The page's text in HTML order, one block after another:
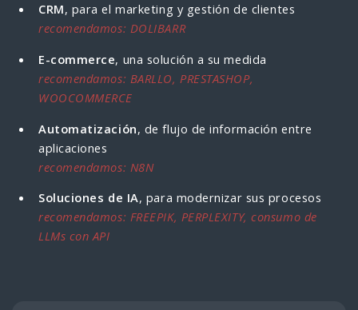
CRM, para el marketing y gestión de clientes
recomendamos: DOLIBARR
E-commerce, una solución a su medida
recomendamos: BARLLO, PRESTASHOP,
WOOCOMMERCE
Automatización, de flujo de información entre
aplicaciones
recomendamos: N8N
Soluciones de IA, para modernizar sus procesos
recomendamos: FREEPIK, PERPLEXITY, consumo de
LLMs con API